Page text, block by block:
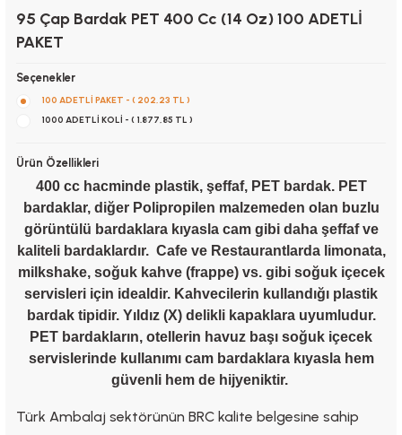
95 Çap Bardak PET 400 Cc (14 Oz) 100 ADETLİ
PAKET
Seçenekler
100 ADETLİ PAKET - ( 202,23 TL )
1000 ADETLİ KOLİ - ( 1.877,85 TL )
Ürün Özellikleri
400 cc hacminde plastik, şeffaf, PET bardak. PET
bardaklar, diğer Polipropilen malzemeden olan buzlu
görüntülü bardaklara kıyasla cam gibi daha şeffaf ve
kaliteli bardaklardır.Cafe ve Restaurantlarda limonata,
milkshake, soğuk kahve (frappe) vs. gibi soğuk içecek
servisleri için idealdir. Kahvecilerin kullandığı plastik
bardak tipidir. Yıldız (X) delikli kapaklara uyumludur.
PET bardakların, otellerin havuz başı soğuk içecek
servislerinde kullanımı cam bardaklara kıyasla hem
güvenli hem de hijyeniktir.
Türk Ambalaj sektörünün BRC kalite belgesine sahip